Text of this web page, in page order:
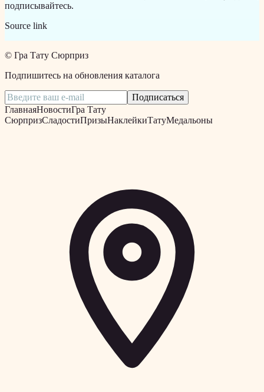
подписывайтесь.
Source link
© Гра Тату Сюрприз
Подпишитесь на обновления каталога
Подписаться
ГлавнаяНовостиГра Тату
СюрпризСладостиПризыНаклейкиТатуМедальоны